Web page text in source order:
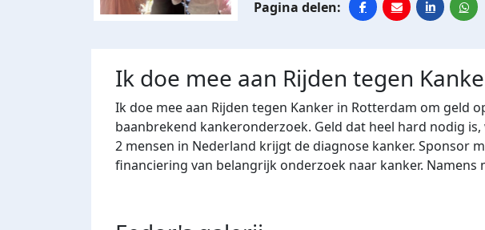
Ik doe mee aan Rijden tegen
Ik doe mee aan Rijden tegen Kanker in Rotterdam om geld
baanbrekend kankeronderzoek. Geld dat heel hard nodig
2 mensen in Nederland krijgt de diagnose kanker. Sponsor
financiering van belangrijk onderzoek naar kanker. Namens